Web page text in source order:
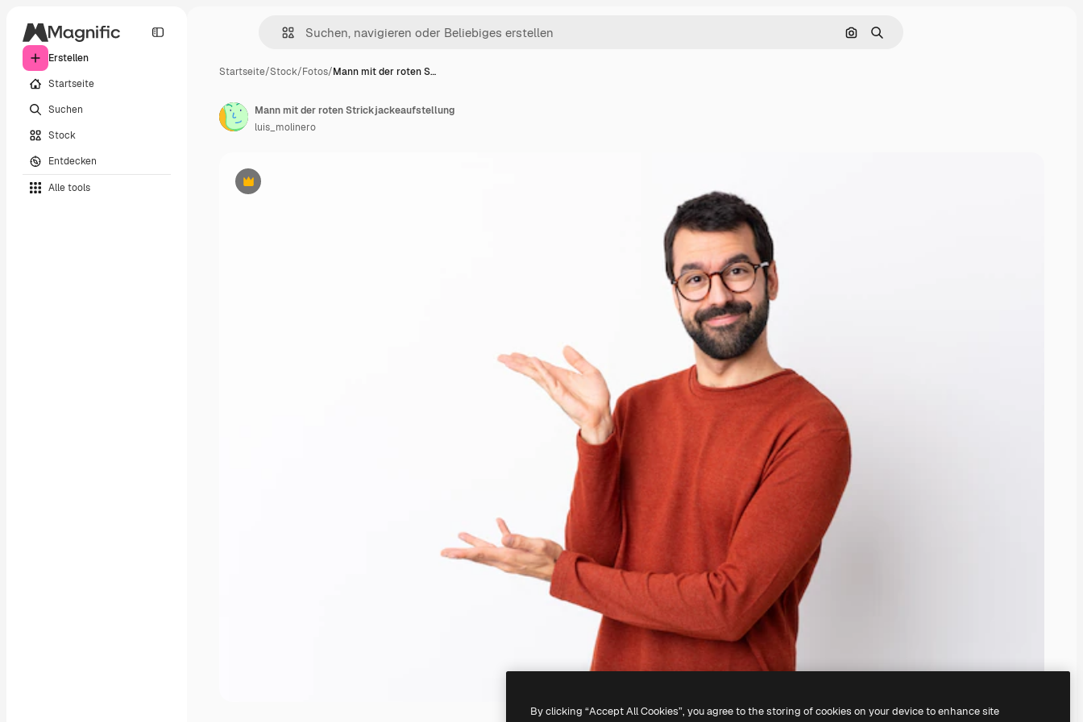
Erstellen
Startseite
Suchen
Stock
Entdecken
Alle tools
Nach Bild suchen
Suchen
Startseite/Stock/Fotos/Mann mit der roten S…
Premium
Mann mit der roten Strickjackeaufstellung
luis_molinero
By clicking “Accept All Cookies”, you agree to the storing of cookies on your device to enhance site